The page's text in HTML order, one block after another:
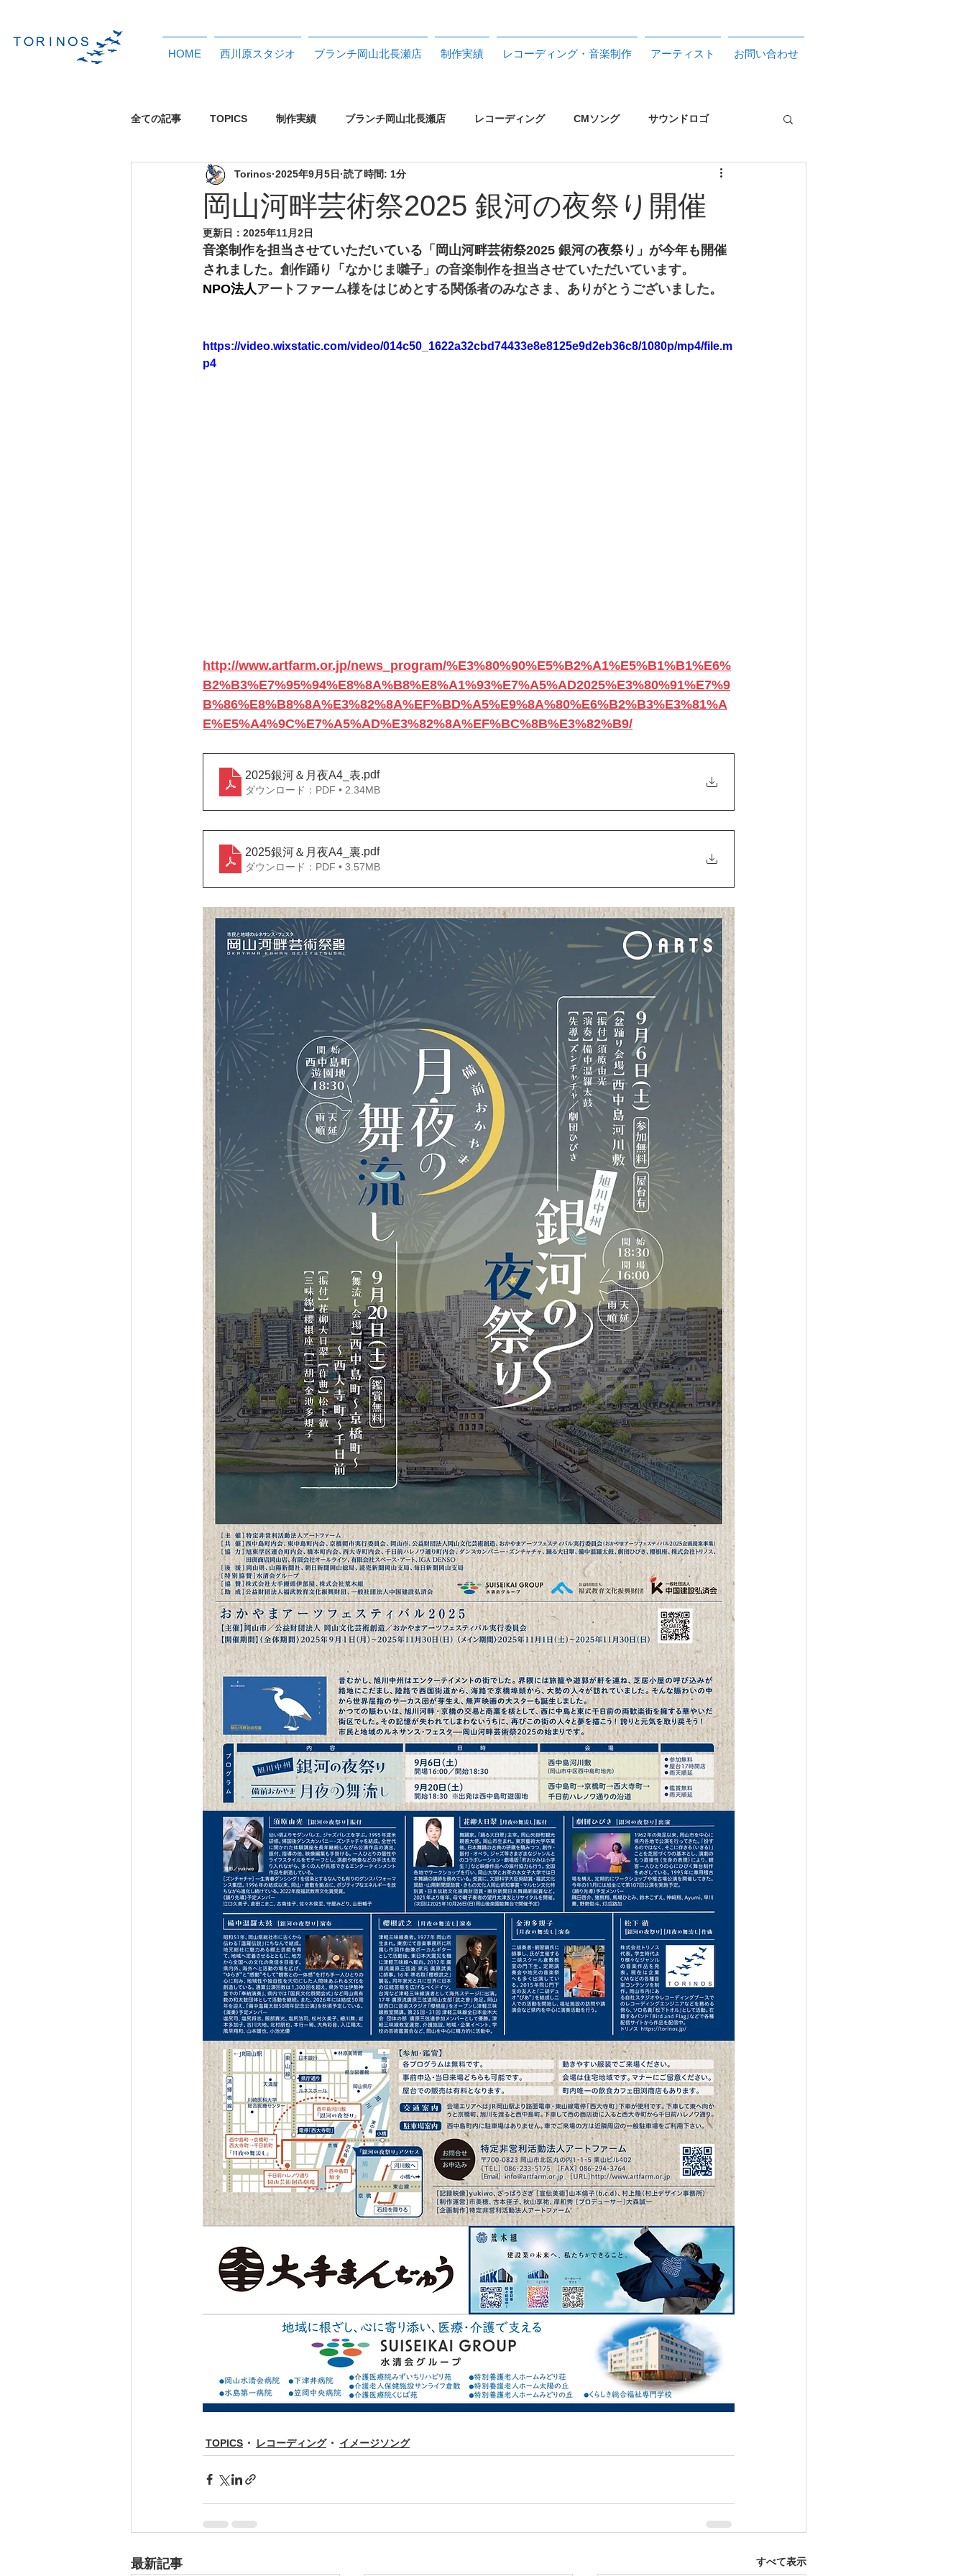
HOME 西川原スタジオ ブランチ岡山北長瀬店 制作実績 レコーディング・音楽制作 アーティスト お問い合わせ
全ての記事 TOPICS 制作実績 ブランチ岡山北長瀬店 レコーディング CMソング サウンドロゴ
イメージソング CDジャケット
レンタルスタジオ 配信中タイトル
岡山河畔芸術祭2025 銀河の夜祭り開催
Torinos 2025年9月5日 読了時間: 1分
更新日： 2025年11月2日
音楽制作を担当させていただいている「岡山河畔芸術祭2025 銀河の夜祭り」が今年も開催
されました。 創作踊り「なかじま囃子」の音楽制作を担当させていただいています。
NPO法人アートファーム様をはじめとする関係者のみなさま、ありがとうございました。
https://video.wixstatic.com/video/014c50_1622a32cbd74433e8e8125e9d2eb36c8/1080p/mp4/file.m
p4
http://www.artfarm.or.jp/news_program/%E3%80%90%E5%B2%A1%E5%B1%B1%E6%
B2%B3%E7%95%94%E8%8A%B8%E8%A1%93%E7%A5%AD2025%E3%80%91%E7%9
B%86%E8%B8%8A%E3%82%8A%EF%BD%A5%E9%8A%80%E6%B2%B3%E3%81%A
E%E5%A4%9C%E7%A5%AD%E3%82%8A%EF%BC%8B%E3%82%B9/
2025銀河＆月夜A4_表.pdf
ダウンロード：PDF • 2.34MB
2025銀河＆月夜A4_裏.pdf
ダウンロード：PDF • 3.57MB
TOPICS レコーディング イメージソング
最新記事 すべて表示